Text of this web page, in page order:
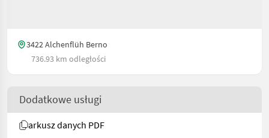
3422 Alchenflüh Berno
736.93 km odległości
Dodatkowe usługi
arkusz danych PDF